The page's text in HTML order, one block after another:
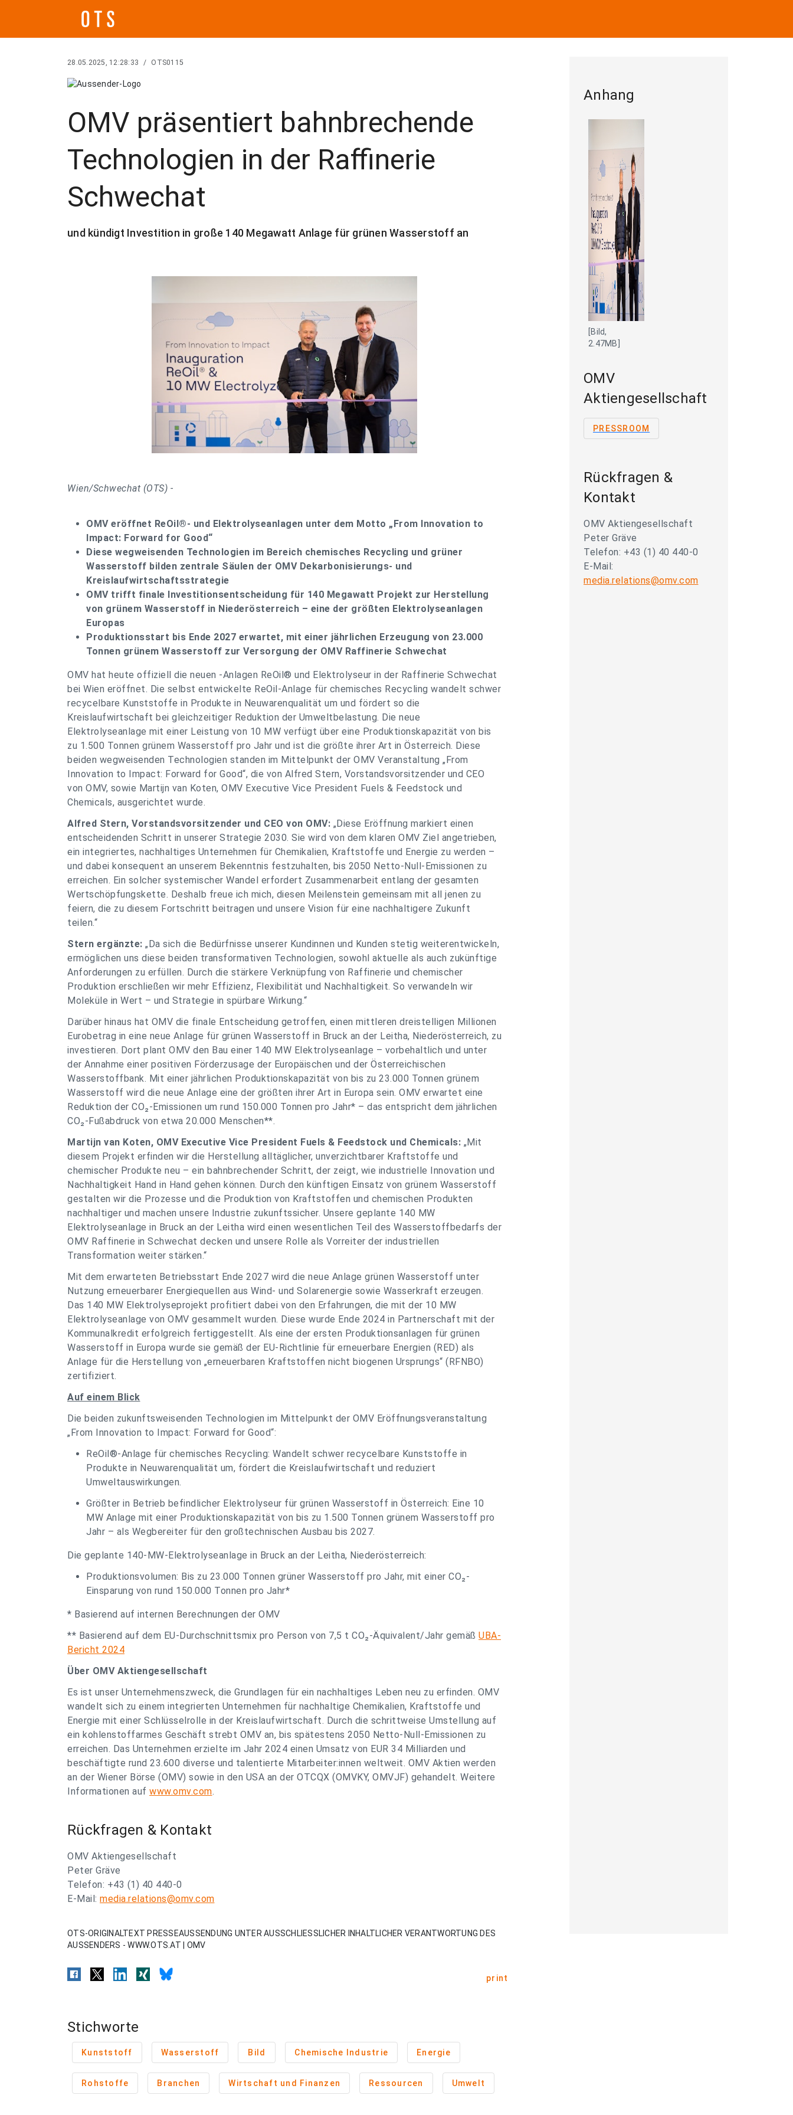
28.05.2025, 12:28:33 / OTS0115
OMV präsentiert bahnbrechende
Technologien in der Raffinerie
Schwechat
und kündigt Investition in große 140 Megawatt Anlage für grünen Wasserstoff an
Wien/Schwechat (OTS) -
OMV eröffnet ReOil®- und Elektrolyseanlagen unter dem Motto „From Innovation to
Impact: Forward for Good“
Diese wegweisenden Technologien im Bereich chemisches Recycling und grüner
Wasserstoff bilden zentrale Säulen der OMV Dekarbonisierungs- und
Kreislaufwirtschaftsstrategie
OMV trifft finale Investitionsentscheidung für 140 Megawatt Projekt zur Herstellung
von grünem Wasserstoff in Niederösterreich – eine der größten Elektrolyseanlagen
Europas
Produktionsstart bis Ende 2027 erwartet, mit einer jährlichen Erzeugung von 23.000
Tonnen grünem Wasserstoff zur Versorgung der OMV Raffinerie Schwechat
OMV hat heute offiziell die neuen -Anlagen ReOil® und Elektrolyseur in der Raffinerie Schwechat
bei Wien eröffnet. Die selbst entwickelte ReOil-Anlage für chemisches Recycling wandelt schwer
recycelbare Kunststoffe in Produkte in Neuwarenqualität um und fördert so die
Kreislaufwirtschaft bei gleichzeitiger Reduktion der Umweltbelastung. Die neue
Elektrolyseanlage mit einer Leistung von 10 MW verfügt über eine Produktionskapazität von bis
zu 1.500 Tonnen grünem Wasserstoff pro Jahr und ist die größte ihrer Art in Österreich. Diese
beiden wegweisenden Technologien standen im Mittelpunkt der OMV Veranstaltung „From
Innovation to Impact: Forward for Good“, die von Alfred Stern, Vorstandsvorsitzender und CEO
von OMV, sowie Martijn van Koten, OMV Executive Vice President Fuels & Feedstock und
Chemicals, ausgerichtet wurde.
Alfred Stern, Vorstandsvorsitzender und CEO von OMV: „Diese Eröffnung markiert einen
entscheidenden Schritt in unserer Strategie 2030. Sie wird von dem klaren OMV Ziel angetrieben,
ein integriertes, nachhaltiges Unternehmen für Chemikalien, Kraftstoffe und Energie zu werden –
und dabei konsequent an unserem Bekenntnis festzuhalten, bis 2050 Netto-Null-Emissionen zu
erreichen. Ein solcher systemischer Wandel erfordert Zusammenarbeit entlang der gesamten
Wertschöpfungskette. Deshalb freue ich mich, diesen Meilenstein gemeinsam mit all jenen zu
feiern, die zu diesem Fortschritt beitragen und unsere Vision für eine nachhaltigere Zukunft
teilen.“
Stern ergänzte: „Da sich die Bedürfnisse unserer Kundinnen und Kunden stetig weiterentwickeln,
ermöglichen uns diese beiden transformativen Technologien, sowohl aktuelle als auch zukünftige
Anforderungen zu erfüllen. Durch die stärkere Verknüpfung von Raffinerie und chemischer
Produktion erschließen wir mehr Effizienz, Flexibilität und Nachhaltigkeit. So verwandeln wir
Moleküle in Wert – und Strategie in spürbare Wirkung.“
Darüber hinaus hat OMV die finale Entscheidung getroffen, einen mittleren dreistelligen Millionen
Eurobetrag in eine neue Anlage für grünen Wasserstoff in Bruck an der Leitha, Niederösterreich, zu
investieren. Dort plant OMV den Bau einer 140 MW Elektrolyseanlage – vorbehaltlich und unter
der Annahme einer positiven Förderzusage der Europäischen und der Österreichischen
Wasserstoffbank. Mit einer jährlichen Produktionskapazität von bis zu 23.000 Tonnen grünem
Wasserstoff wird die neue Anlage eine der größten ihrer Art in Europa sein. OMV erwartet eine
Reduktion der CO₂-Emissionen um rund 150.000 Tonnen pro Jahr* – das entspricht dem jährlichen
CO₂-Fußabdruck von etwa 20.000 Menschen**.
Martijn van Koten, OMV Executive Vice President Fuels & Feedstock und Chemicals: „Mit
diesem Projekt erfinden wir die Herstellung alltäglicher, unverzichtbarer Kraftstoffe und
chemischer Produkte neu – ein bahnbrechender Schritt, der zeigt, wie industrielle Innovation und
Nachhaltigkeit Hand in Hand gehen können. Durch den künftigen Einsatz von grünem Wasserstoff
gestalten wir die Prozesse und die Produktion von Kraftstoffen und chemischen Produkten
nachhaltiger und machen unsere Industrie zukunftssicher. Unsere geplante 140 MW
Elektrolyseanlage in Bruck an der Leitha wird einen wesentlichen Teil des Wasserstoffbedarfs der
OMV Raffinerie in Schwechat decken und unsere Rolle als Vorreiter der industriellen
Transformation weiter stärken.“
Mit dem erwarteten Betriebsstart Ende 2027 wird die neue Anlage grünen Wasserstoff unter
Nutzung erneuerbarer Energiequellen aus Wind- und Solarenergie sowie Wasserkraft erzeugen.
Das 140 MW Elektrolyseprojekt profitiert dabei von den Erfahrungen, die mit der 10 MW
Elektrolyseanlage von OMV gesammelt wurden. Diese wurde Ende 2024 in Partnerschaft mit der
Kommunalkredit erfolgreich fertiggestellt. Als eine der ersten Produktionsanlagen für grünen
Wasserstoff in Europa wurde sie gemäß der EU-Richtlinie für erneuerbare Energien (RED) als
Anlage für die Herstellung von „erneuerbaren Kraftstoffen nicht biogenen Ursprungs“ (RFNBO)
zertifiziert.
Auf einem Blick
Die beiden zukunftsweisenden Technologien im Mittelpunkt der OMV Eröffnungsveranstaltung
„From Innovation to Impact: Forward for Good“:
ReOil®-Anlage für chemisches Recycling: Wandelt schwer recycelbare Kunststoffe in
Produkte in Neuwarenqualität um, fördert die Kreislaufwirtschaft und reduziert
Umweltauswirkungen.
Größter in Betrieb befindlicher Elektrolyseur für grünen Wasserstoff in Österreich: Eine 10
MW Anlage mit einer Produktionskapazität von bis zu 1.500 Tonnen grünem Wasserstoff pro
Jahr – als Wegbereiter für den großtechnischen Ausbau bis 2027.
Die geplante 140-MW-Elektrolyseanlage in Bruck an der Leitha, Niederösterreich:
Produktionsvolumen: Bis zu 23.000 Tonnen grüner Wasserstoff pro Jahr, mit einer CO₂-
Einsparung von rund 150.000 Tonnen pro Jahr*
* Basierend auf internen Berechnungen der OMV
** Basierend auf dem EU-Durchschnittsmix pro Person von 7,5 t CO₂-Äquivalent/Jahr gemäß UBA-
Bericht 2024
Über OMV Aktiengesellschaft
Es ist unser Unternehmenszweck, die Grundlagen für ein nachhaltiges Leben neu zu erfinden. OMV
wandelt sich zu einem integrierten Unternehmen für nachhaltige Chemikalien, Kraftstoffe und
Energie mit einer Schlüsselrolle in der Kreislaufwirtschaft. Durch die schrittweise Umstellung auf
ein kohlenstoffarmes Geschäft strebt OMV an, bis spätestens 2050 Netto-Null-Emissionen zu
erreichen. Das Unternehmen erzielte im Jahr 2024 einen Umsatz von EUR 34 Milliarden und
beschäftigte rund 23.600 diverse und talentierte Mitarbeiter:innen weltweit. OMV Aktien werden
an der Wiener Börse (OMV) sowie in den USA an der OTCQX (OMVKY, OMVJF) gehandelt. Weitere
Informationen auf www.omv.com.
Rückfragen & Kontakt
OMV Aktiengesellschaft
Peter Gräve
Telefon: +43 (1) 40 440-0
E-Mail: media.relations@omv.com
OTS-ORIGINALTEXT PRESSEAUSSENDUNG UNTER AUSSCHLIESSLICHER INHALTLICHER VERANTWORTUNG DES
AUSSENDERS - WWW.OTS.AT | OMV
print
Stichworte
Kunststoff Wasserstoff Bild Chemische Industrie Energie
Rohstoffe Branchen Wirtschaft und Finanzen Ressourcen Umwelt
Anhang
[Bild,
2.47MB]
OMV
Aktiengesellschaft
PRESSROOM
Rückfragen &
Kontakt
OMV Aktiengesellschaft
Peter Gräve
Telefon: +43 (1) 40 440-0
E-Mail:
media.relations@omv.com